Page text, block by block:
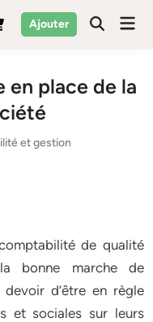
Ajouter
en place de la
et gestion
de qualité
bonne marche de
d’être en règle
et sociales sur leurs